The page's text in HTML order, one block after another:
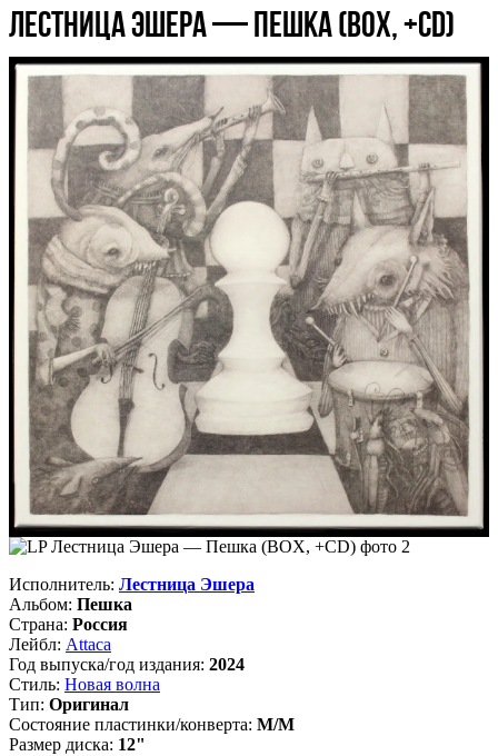
Лестница Эшера — Пешка (BOX, +CD)
Исполнитель: Лестница Эшера
Альбом: Пешка
Страна: Россия
Лейбл: Attaca
Год выпуска/год издания: 2024
Стиль: Новая волна
Тип: Оригинал
Состояние пластинки/конверта: M/M
Размер диска: 12"